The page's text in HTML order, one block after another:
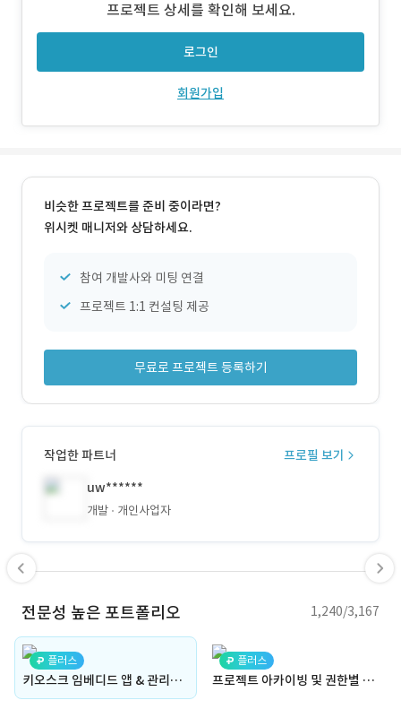
맞춘 디스펜싱 시스템을 제어할 수 있는 키오스크 임베디드
앱과 관리자 웹을 통합 개발하는 프로젝트를 진행했습니다.
프로젝트 상세를 확인해 보세요.
로그인
회원가입
비슷한 프로젝트를 준비 중이라면?
위시켓 매니저와 상담하세요.
참여 개발사와 미팅 연결
프로젝트 1:1 컨설팅 제공
무료로 프로젝트 등록하기
작업한 파트너
프로필 보기
uw******
개발 개인사업자
전문성 높은 포트폴리오 1,240/3,167
플러스
키오스크 임베디드 앱 & 관리자 웹 연동 ERP 시스템 | ERP 시스템, 키오스크, 임베디드 앱, 관리자 웹, 어드민, API 연동, 통합 관리
플러스
프로젝트 아카이빙 및 권한별 접근 관리 웹 서비스 | 대회 운영 및 관리, 카테고리, 권한별 접근 관리, 어드민, 투표, 대시보드, 아카이브, 프로젝트 관리